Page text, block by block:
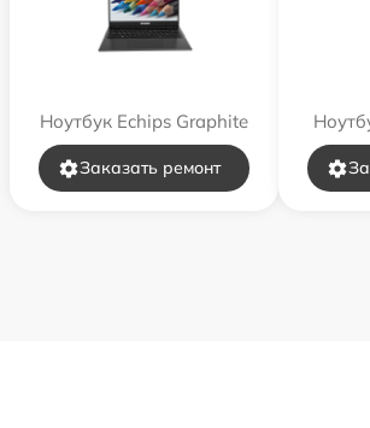
Ноутбук Echips Graphite
Заказать ремонт